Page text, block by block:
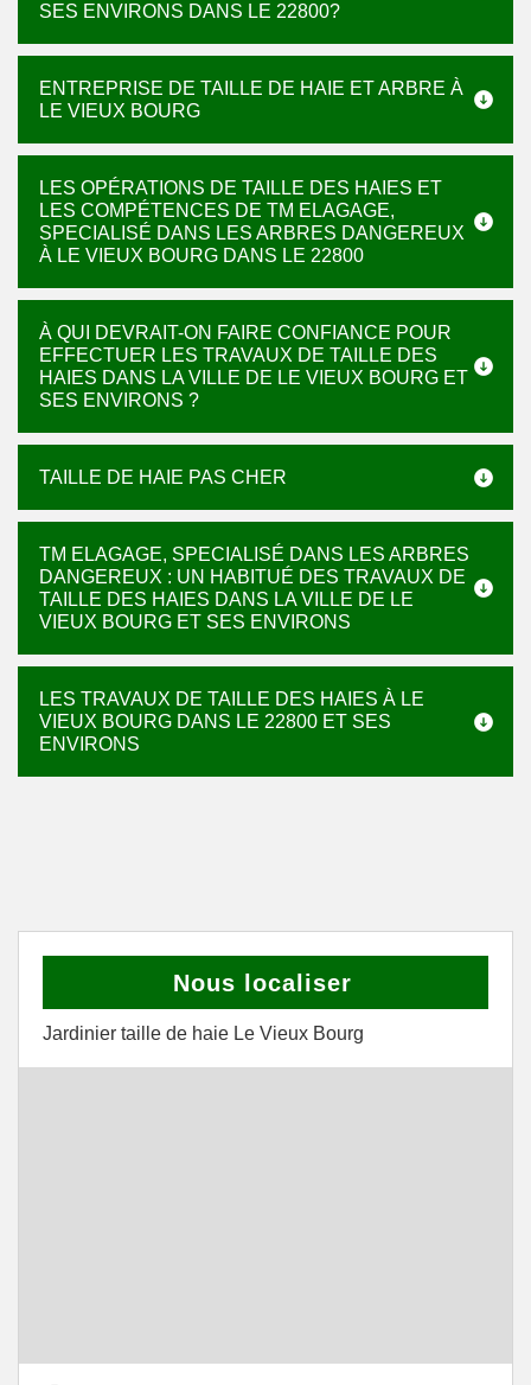
SES ENVIRONS DANS LE 22800?
ENTREPRISE DE TAILLE DE HAIE ET ARBRE À
LE VIEUX BOURG
LES OPÉRATIONS DE TAILLE DES HAIES ET
LES COMPÉTENCES DE TM ELAGAGE,
SPECIALISÉ DANS LES ARBRES DANGEREUX
À LE VIEUX BOURG DANS LE 22800
À QUI DEVRAIT-ON FAIRE CONFIANCE POUR
EFFECTUER LES TRAVAUX DE TAILLE DES
HAIES DANS LA VILLE DE LE VIEUX BOURG ET
SES ENVIRONS ?
TAILLE DE HAIE PAS CHER
TM ELAGAGE, SPECIALISÉ DANS LES ARBRES
DANGEREUX : UN HABITUÉ DES TRAVAUX DE
TAILLE DES HAIES DANS LA VILLE DE LE
VIEUX BOURG ET SES ENVIRONS
LES TRAVAUX DE TAILLE DES HAIES À LE
VIEUX BOURG DANS LE 22800 ET SES
ENVIRONS
Nous localiser
Jardinier taille de haie Le Vieux Bourg